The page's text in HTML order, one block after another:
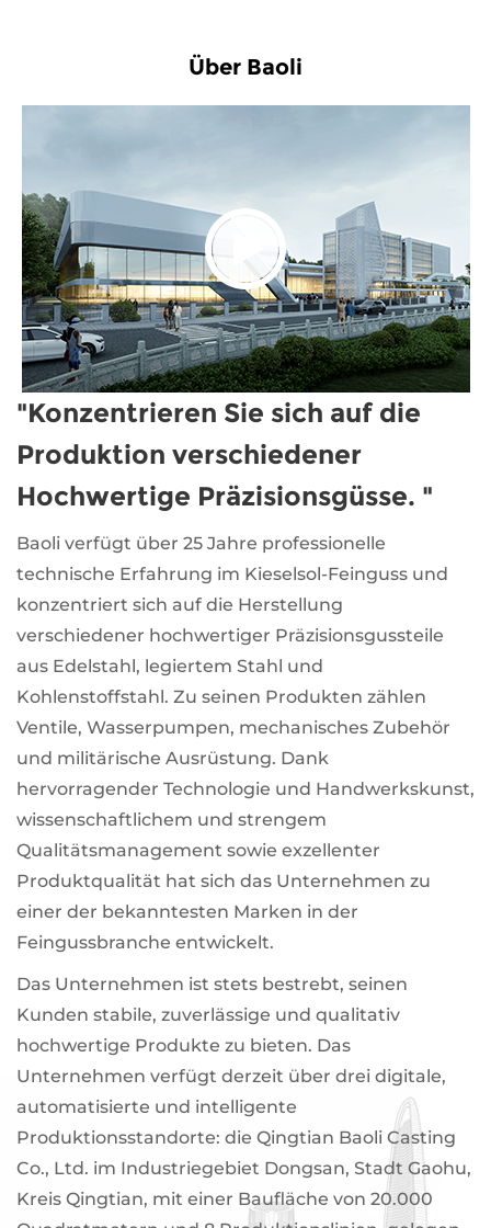
Über Baoli
"Konzentrieren Sie sich auf die
Produktion verschiedener
Hochwertige Präzisionsgüsse. "
Baoli verfügt über 25 Jahre professionelle
technische Erfahrung im Kieselsol-Feinguss und
konzentriert sich auf die Herstellung
verschiedener hochwertiger Präzisionsgussteile
aus Edelstahl, legiertem Stahl und
Kohlenstoffstahl. Zu seinen Produkten zählen
Ventile, Wasserpumpen, mechanisches Zubehör
und militärische Ausrüstung. Dank
hervorragender Technologie und Handwerkskunst,
wissenschaftlichem und strengem
Qualitätsmanagement sowie exzellenter
Produktqualität hat sich das Unternehmen zu
einer der bekanntesten Marken in der
Feingussbranche entwickelt.
Das Unternehmen ist stets bestrebt, seinen
Kunden stabile, zuverlässige und qualitativ
hochwertige Produkte zu bieten. Das
Unternehmen verfügt derzeit über drei digitale,
automatisierte und intelligente
Produktionsstandorte: die Qingtian Baoli Casting
Co., Ltd. im Industriegebiet Dongsan, Stadt Gaohu,
Kreis Qingtian, mit einer Baufläche von 20.000